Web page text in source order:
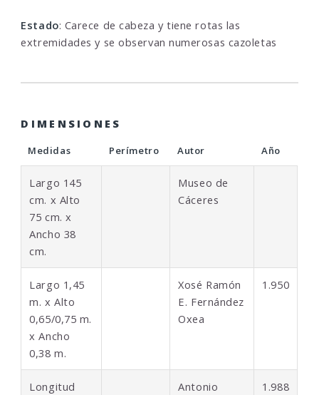
Estado: Carece de cabeza y tiene rotas las
extremidades y se observan numerosas cazoletas
DIMENSIONES
Medidas Perímetro Autor Año
Largo 145
cm. x Alto
75 cm. x
Ancho 38
cm.
Museo de
Cáceres
Largo 1,45
m. x Alto
0,65/0,75 m.
x Ancho
0,38 m.
Xosé Ramón
E. Fernández
Oxea
1.950
Longitud
Antonio
1.988